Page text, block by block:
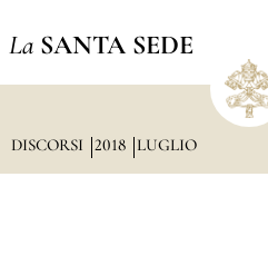
La SANTA SEDE
DISCORSI 2018 LUGLIO